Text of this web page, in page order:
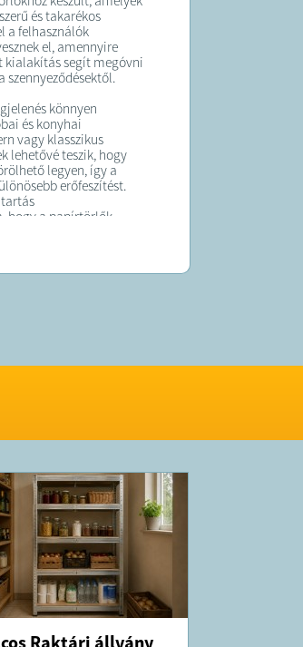
és takarékos
a felhasználók
el, amennyire
kialakítás segít megóvni
szennyeződésektől.
könnyen
és konyhai
vagy klasszikus
lehetővé teszik, hogy
legyen, így a
erőfeszítést.
hogy a papírtörlők
ahol
Digital Kft. adószám:
19-09-521965; cím:
Raktári állvány